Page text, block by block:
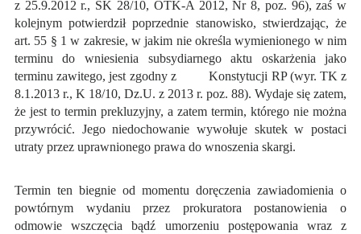
z 25.9.2012 r., SK 28/10, OTK-A 2012, Nr 8, poz. 96), zaś w
kolejnym potwierdził poprzednie stanowisko, stwierdzając, że
art. 55 § 1 w zakresie, w jakim nie określa wymienionego w nim
terminu do wniesienia subsydiarnego aktu oskarżenia jako
terminu zawitego, jest zgodny z
Konstytucji RP (wyr. TK z
8.1.2013 r., K 18/10, Dz.U. z 2013 r. poz. 88). Wydaje się zatem,
że jest to termin prekluzyjny, a zatem termin, którego nie można
przywrócić. Jego niedochowanie wywołuje skutek w postaci
utraty przez uprawnionego prawa do wnoszenia skargi.
Termin ten biegnie od momentu doręczenia zawiadomienia o
powtórnym wydaniu przez prokuratora postanowienia o
odmowie wszczęcia bądź umorzeniu postępowania wraz z